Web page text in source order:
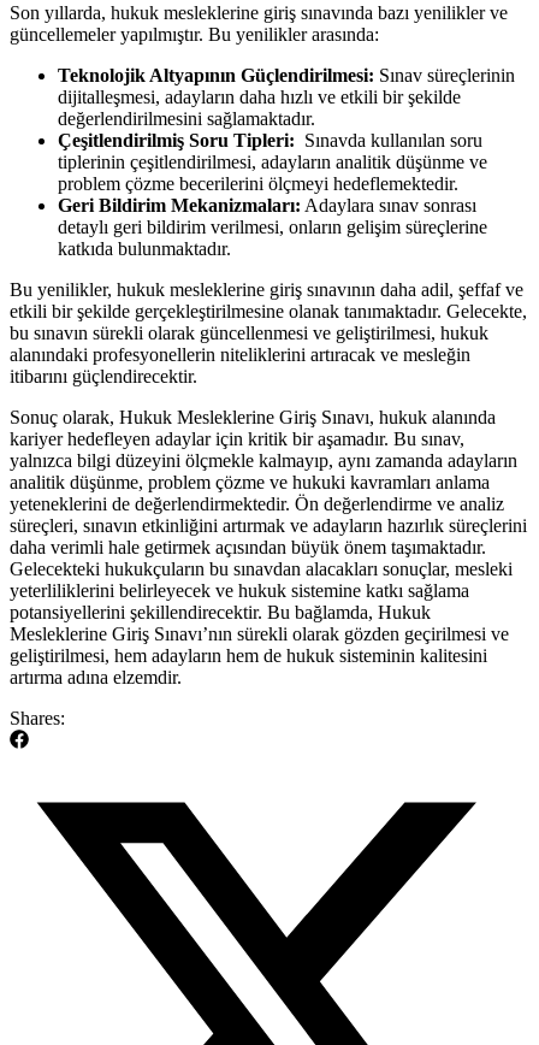
Son yıllarda, hukuk mesleklerine giriş sınavında bazı ⁤yenilikler ve
güncellemeler yapılmıştır. Bu yenilikler arasında:
Teknolojik Altyapının Güçlendirilmesi: Sınav süreçlerinin
dijitalleşmesi,‌ adayların daha hızlı ve etkili bir şekilde​
değerlendirilmesini sağlamaktadır.
Çeşitlendirilmiş Soru Tipleri: ⁤ Sınavda kullanılan ‍soru
tiplerinin çeşitlendirilmesi, adayların analitik ⁢düşünme ve
problem çözme becerilerini ölçmeyi hedeflemektedir.
Geri Bildirim Mekanizmaları: Adaylara sınav sonrası
detaylı geri bildirim verilmesi, onların gelişim süreçlerine
katkıda bulunmaktadır.
Bu yenilikler, hukuk ‍mesleklerine giriş sınavının daha adil, şeffaf ve
etkili bir şekilde​ gerçekleştirilmesine olanak tanımaktadır. Gelecekte,
bu sınavın sürekli olarak güncellenmesi ve geliştirilmesi, hukuk
alanındaki profesyonellerin niteliklerini artıracak ⁤ve mesleğin
itibarını⁢ güçlendirecektir.
Sonuç​ olarak, Hukuk Mesleklerine Giriş Sınavı, hukuk alanında
kariyer hedefleyen adaylar için kritik bir aşamadır. Bu sınav,
yalnızca bilgi düzeyini ⁤ölçmekle kalmayıp, aynı zamanda adayların⁤
analitik düşünme, problem çözme ve hukuki kavramları anlama
yeteneklerini de değerlendirmektedir. Ön değerlendirme ve analiz
süreçleri, sınavın etkinliğini artırmak ve adayların hazırlık süreçlerini
daha verimli hale getirmek açısından büyük önem‍ taşımaktadır.
Gelecekteki hukukçuların bu sınavdan alacakları​ sonuçlar, mesleki
yeterliliklerini belirleyecek⁣ ve hukuk ‍sistemine⁣ katkı ‌sağlama
potansiyellerini şekillendirecektir. Bu bağlamda, ⁢Hukuk
Mesleklerine Giriş Sınavı’nın sürekli olarak gözden geçirilmesi ve
geliştirilmesi, hem adayların hem de hukuk sisteminin kalitesini
artırma adına elzemdir.
Shares: